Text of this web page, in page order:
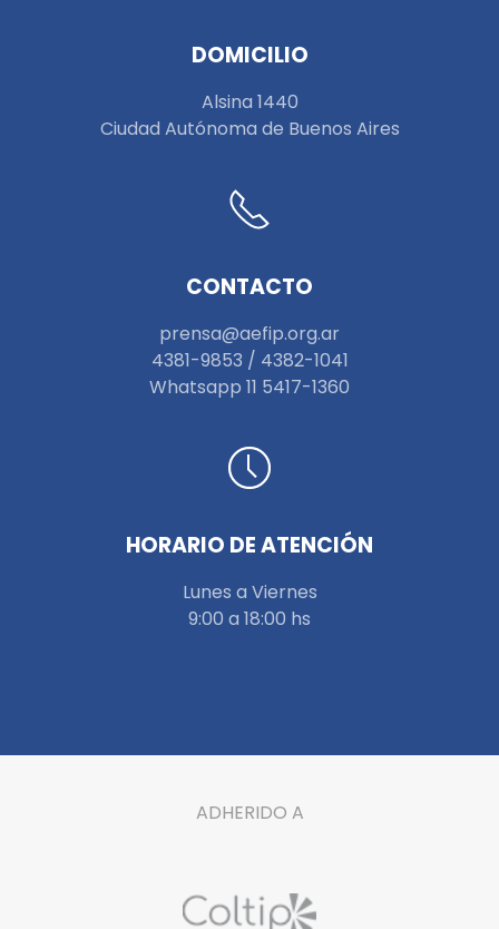
DOMICILIO
Alsina 1440
Ciudad Autónoma de Buenos Aires
CONTACTO
prensa@aefip.org.ar
4381-9853 / 4382-1041
Whatsapp 11 5417-1360
HORARIO DE ATENCIÓN
Lunes a Viernes
9:00 a 18:00 hs
ADHERIDO A